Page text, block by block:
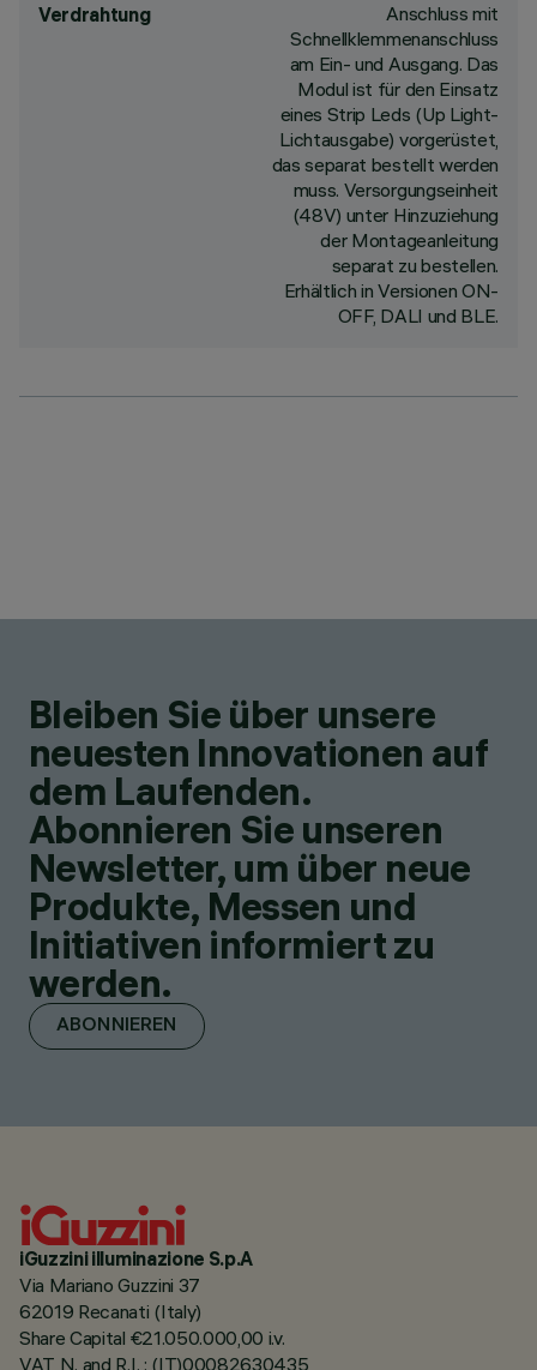
Verdrahtung
Anschluss mit
Schnellklemmenanschluss
am Ein- und Ausgang. Das
Modul ist für den Einsatz
eines Strip Leds (Up Light-
Lichtausgabe) vorgerüstet,
das separat bestellt werden
muss. Versorgungseinheit
(48V) unter Hinzuziehung
der Montageanleitung
separat zu bestellen.
Erhältlich in Versionen ON-
OFF, DALI und BLE.
Bleiben Sie über unsere
neuesten Innovationen auf
dem Laufenden.
Abonnieren Sie unseren
Newsletter, um über neue
Produkte, Messen und
Initiativen informiert zu
werden.
ABONNIEREN
iGuzzini illuminazione S.p.A
Via Mariano Guzzini 37
62019 Recanati (Italy)
Share Capital €21.050.000,00 i.v.
VAT N. and R.I. : (IT)00082630435